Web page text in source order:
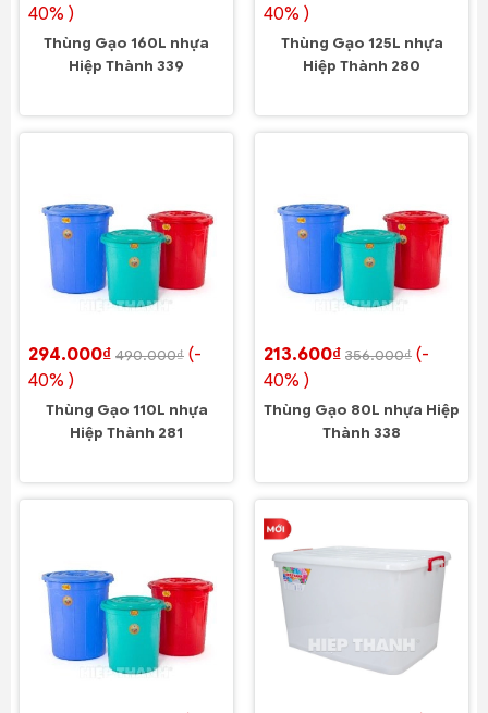
40% )
Thùng Gạo 160L nhựa
Hiệp Thành 339
40% )
Thùng Gạo 125L nhựa
Hiệp Thành 280
294.000₫ 490.000₫ (-
40% )
Thùng Gạo 110L nhựa
Hiệp Thành 281
213.600₫ 356.000₫ (-
40% )
Thùng Gạo 80L nhựa Hiệp
Thành 338